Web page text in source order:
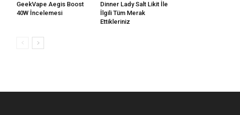
GeekVape Aegis Boost
40W İncelemesi
Dinner Lady Salt Likit İle
İlgili Tüm Merak
Ettikleriniz